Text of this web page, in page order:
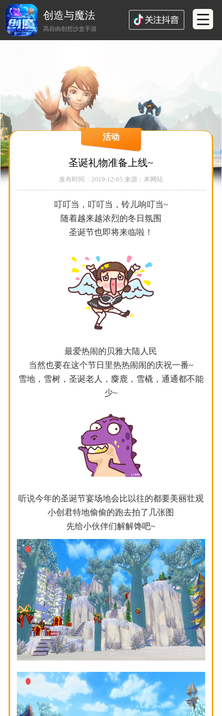
创造与魔法
高自由创想沙盒手游
活动
圣诞礼物准备上线~
发布时间：2019-12-05 来源：本网站
叮叮当，叮叮当，铃儿响叮当~
随着越来越浓烈的冬日氛围
圣诞节也即将来临啦！
最爱热闹的贝雅大陆人民
当然也要在这个节日里热热闹闹的庆祝一番~
雪地，雪树，圣诞老人，麋鹿，雪橇，通通都不能
少~
听说今年的圣诞节宴场地会比以往的都要美丽壮观
小创君特地偷偷的跑去拍了几张图
先给小伙伴们解解馋吧~